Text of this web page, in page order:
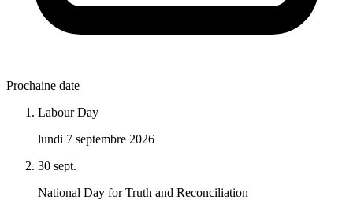
Prochaine date
Labour Day
lundi 7 septembre 2026
30 sept.
National Day for Truth and Reconciliation